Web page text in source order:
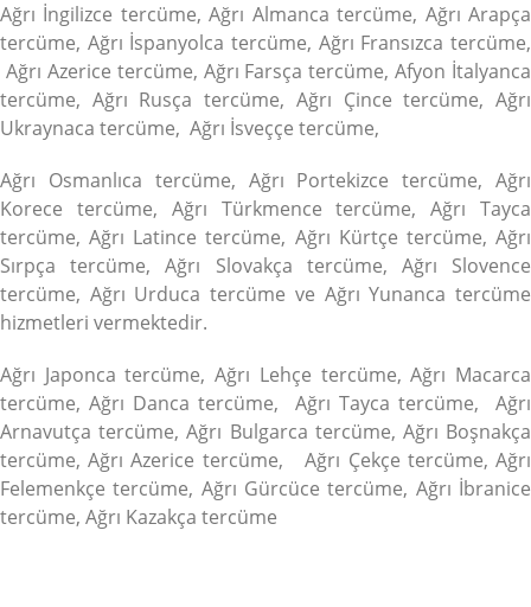
Ağrı İngilizce tercüme, Ağrı Almanca tercüme, Ağrı Arapça
tercüme, Ağrı İspanyolca tercüme, Ağrı Fransızca tercüme,
Ağrı Azerice tercüme, Ağrı Farsça tercüme, Afyon İtalyanca
tercüme, Ağrı Rusça tercüme, Ağrı Çince tercüme, Ağrı
Ukraynaca tercüme, Ağrı İsveççe tercüme,
Ağrı Osmanlıca tercüme, Ağrı Portekizce tercüme, Ağrı
Korece tercüme, Ağrı Türkmence tercüme, Ağrı Tayca
tercüme, Ağrı Latince tercüme, Ağrı Kürtçe tercüme, Ağrı
Sırpça tercüme, Ağrı Slovakça tercüme, Ağrı Slovence
tercüme, Ağrı Urduca tercüme ve Ağrı Yunanca tercüme
hizmetleri vermektedir.
Ağrı Japonca tercüme, Ağrı Lehçe tercüme, Ağrı Macarca
tercüme, Ağrı Danca tercüme, Ağrı Tayca tercüme, Ağrı
Arnavutça tercüme, Ağrı Bulgarca tercüme, Ağrı Boşnakça
tercüme, Ağrı Azerice tercüme, Ağrı Çekçe tercüme, Ağrı
Felemenkçe tercüme, Ağrı Gürcüce tercüme, Ağrı İbranice
tercüme, Ağrı Kazakça tercüme